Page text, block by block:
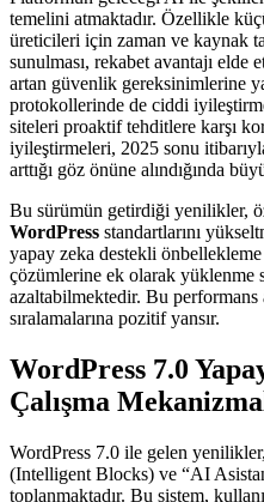
temelini atmaktadır. Özellikle
üreticileri için zaman ve kaynak
sunulması, rekabet avantajı elde
artan güvenlik gereksinimlerine
protokollerinde de ciddi
siteleri proaktif tehditlere karşı
iyileştirmeleri, 2025 sonu
arttığı göz önüne alındığında
Bu sürümün getirdiği yenilikler,
WordPress standartlarını
yapay zeka destekli
çözümlerine ek olarak yüklenme
azaltabilmektedir. Bu performans
sıralamalarına pozitif yansır.
WordPress 7.0
Çalışma
WordPress 7.0 ile gelen
(Intelligent Blocks) ve “AI
toplanmaktadır. Bu sistem,